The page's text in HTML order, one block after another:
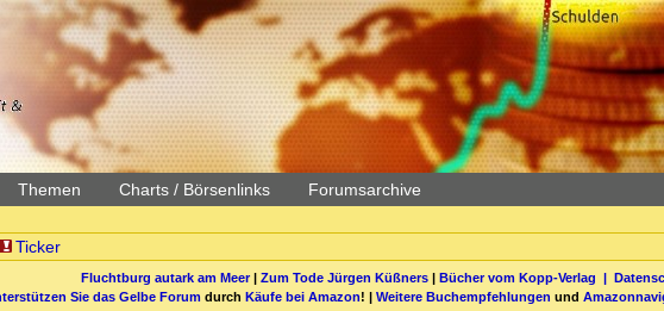
Themen Charts / Börsenlinks Forumsarchive
Ticker
Fluchtburg autark am Meer| Zum Tode Jürgen Küßners| Bücher vom Kopp-Verlag |
Sie das Gelbe Forum durch Käufe bei Amazon! | Weitere Buchempfehlungen und